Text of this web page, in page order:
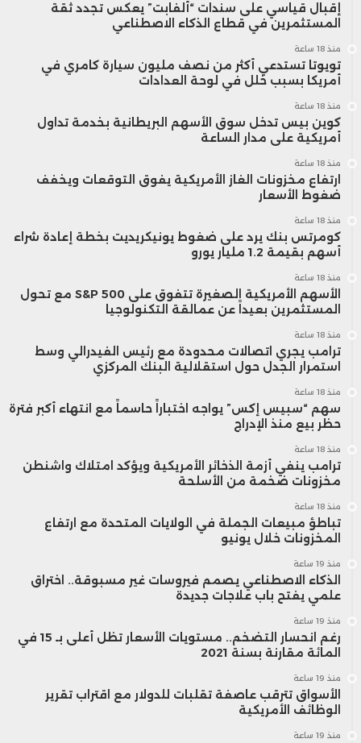
إقبال قياسي على سندات “ألفابت” يعكس تجدد ثقة
المستثمرين في قطاع الذكاء الاصطناعي
منذ 18 ساعة
تويوتا تستدعي أكثر من نصف مليون سيارة كامري في
أمريكا بسبب خلل في لوحة العدادات
منذ 18 ساعة
كوين بيس تدخل سوق الأسهم البريطانية بخدمة تداول
أمريكية على مدار الساعة
منذ 18 ساعة
ارتفاع مخزونات الغاز الأمريكية يفوق التوقعات ويخفف
ضغوط الأسعار
منذ 18 ساعة
كومرتس بنك يرد على ضغوط يونيكريديت بخطة إعادة شراء
أسهم بقيمة 1.2 مليار يورو
منذ 18 ساعة
الأسهم الأمريكية الصغيرة تتفوق على S&P 500 مع تحول
المستثمرين بعيداً عن عمالقة التكنولوجيا
منذ 18 ساعة
ترامب يجري اتصالات محدودة مع رئيس الفيدرالي وسط
استمرار الجدل حول استقلالية البنك المركزي
منذ 18 ساعة
سهم “سبيس إكس” يواجه اختباراً حاسماً مع انتهاء أكبر فترة
حظر بيع منذ الإدراج
منذ 18 ساعة
ترامب ينفي أزمة الذخائر الأمريكية ويؤكد امتلاك واشنطن
مخزونات ضخمة من الأسلحة
منذ 18 ساعة
تباطؤ مبيعات الجملة في الولايات المتحدة مع ارتفاع
المخزونات خلال يونيو
منذ 19 ساعة
الذكاء الاصطناعي يصمم فيروسات غير مسبوقة.. اختراق
علمي يفتح باب علاجات جديدة
منذ 19 ساعة
رغم انحسار التضخم.. مستويات الأسعار تظل أعلى بـ 15 في
المائة مقارنة بسنة 2021
منذ 19 ساعة
الأسواق تترقب عاصفة تقلبات للدولار مع اقتراب تقرير
الوظائف الأمريكية
منذ 19 ساعة